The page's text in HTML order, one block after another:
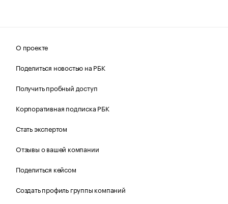
О проекте
Поделиться новостью на РБК
Получить пробный доступ
Корпоративная подписка РБК
Стать экспертом
Отзывы о вашей компании
Поделиться кейсом
Создать профиль группы компаний